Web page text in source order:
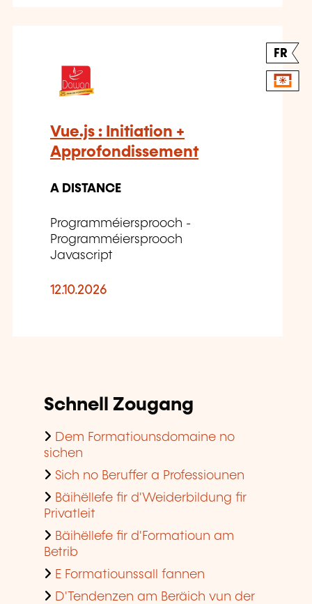
FR
Vue.js : Initiation +
Approfondissement
A DISTANCE
Programméiersprooch -
Programméiersprooch
Javascript
12.10.2026
Schnell Zougang
Dem Formatiounsdomaine no
sichen
Sich no Beruffer a Professiounen
Bäihëllefe fir d'Weiderbildung fir
Privatleit
Bäihëllefe fir d'Formatioun am
Betrib
E Formatiounssall fannen
D'Tendenzen am Beräich vun der